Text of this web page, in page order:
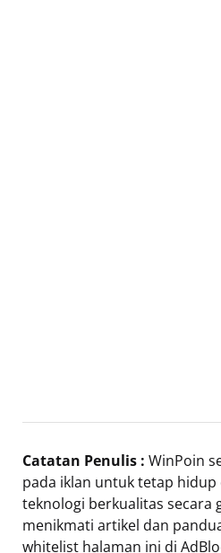
Catatan Penulis : WinPoin
pada iklan untuk tetap
teknologi berkualitas secara
menikmati artikel dan
whitelist halaman ini di